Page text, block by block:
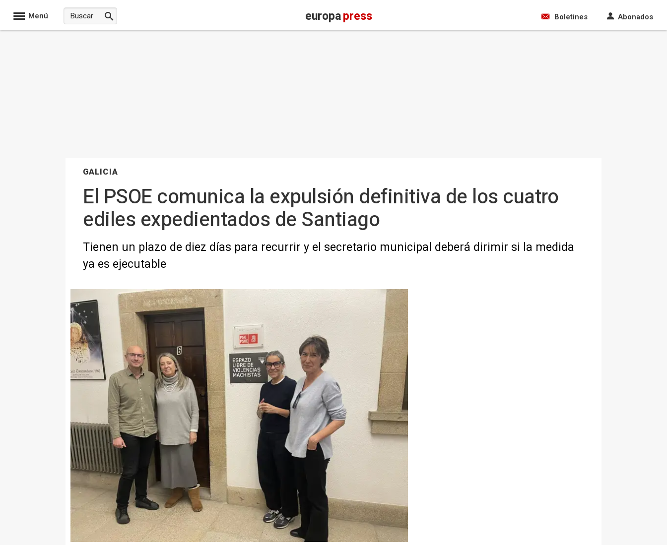
Menú europapress Boletines Abonados
GALICIA
El PSOE comunica la expulsión definitiva de los cuatro
ediles expedientados de Santiago
Tienen un plazo de diez días para recurrir y el secretario municipal deberá dirimir si la medida
ya es ejecutable